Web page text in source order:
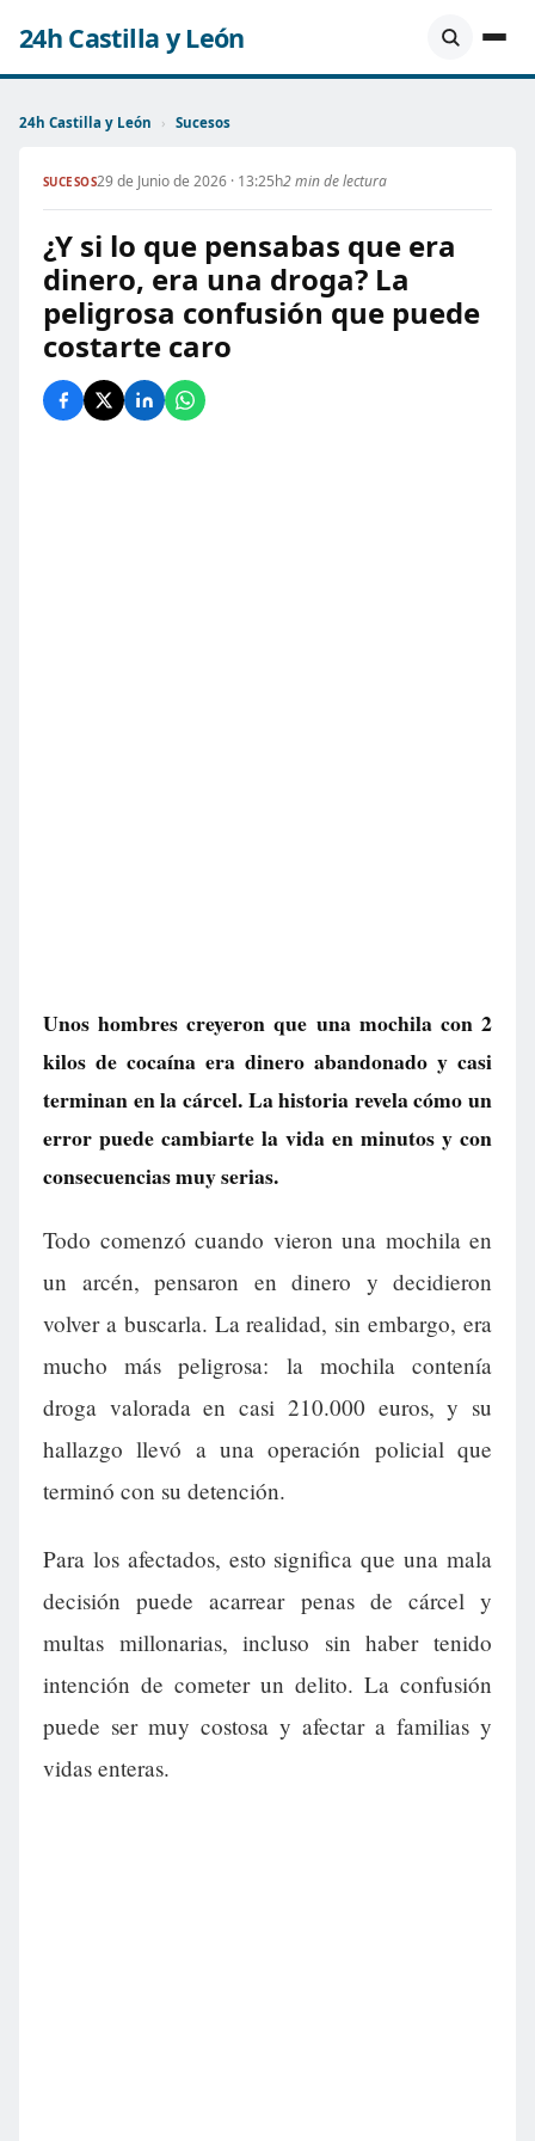
24h Castilla y León
24h Castilla y León › Sucesos
SUCESOS29 de Junio de 2026 · 13:25h2 min de lectura
¿Y si lo que pensabas que era
dinero, era una droga? La
peligrosa confusión que puede
costarte caro
Unos hombres creyeron que una mochila con 2
kilos de cocaína era dinero abandonado y casi
terminan en la cárcel. La historia revela cómo un
error puede cambiarte la vida en minutos y con
consecuencias muy serias.
Todo comenzó cuando vieron una mochila en
un arcén, pensaron en dinero y decidieron
volver a buscarla. La realidad, sin embargo, era
mucho más peligrosa: la mochila contenía
droga valorada en casi 210.000 euros, y su
hallazgo llevó a una operación policial que
terminó con su detención.
Para los afectados, esto significa que una mala
decisión puede acarrear penas de cárcel y
multas millonarias, incluso sin haber tenido
intención de cometer un delito. La confusión
puede ser muy costosa y afectar a familias y
vidas enteras.